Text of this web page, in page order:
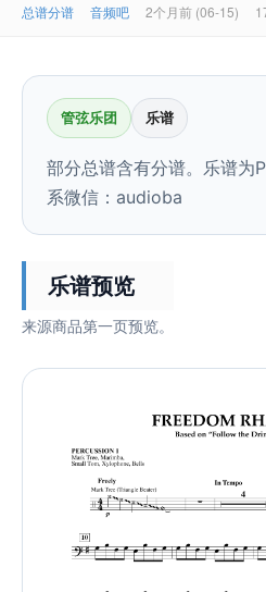
总谱分谱 音频吧 2个月前 (06-15)
管弦乐团 乐谱
部分总谱含有分谱。乐谱为
系微信：audioba
乐谱预览
来源商品第一页预览。